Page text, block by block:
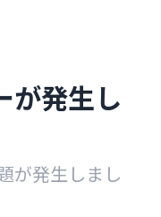
が発生し
が発生しまし